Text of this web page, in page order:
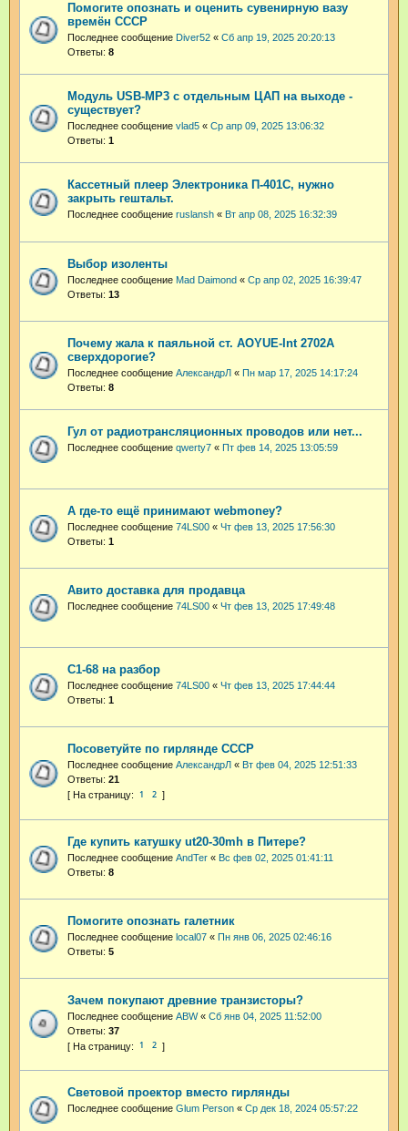
Помогите опознать и оценить сувенирную вазу
времён СССР
Последнее сообщение Diver52 « Сб апр 19, 2025 20:20:13
Ответы: 8
Модуль USB-MP3 с отдельным ЦАП на выходе -
существует?
Последнее сообщение vlad5 « Ср апр 09, 2025 13:06:32
Ответы: 1
Кассетный плеер Электроника П-401С, нужно
закрыть гештальт.
Последнее сообщение ruslansh « Вт апр 08, 2025 16:32:39
Выбор изоленты
Последнее сообщение Mad Daimond « Ср апр 02, 2025 16:39:47
Ответы: 13
Почему жала к паяльной ст. AOYUE-Int 2702A
сверхдорогие?
Последнее сообщение АлександрЛ « Пн мар 17, 2025 14:17:24
Ответы: 8
Гул от радиотрансляционных проводов или нет...
Последнее сообщение qwerty7 « Пт фев 14, 2025 13:05:59
А где-то ещё принимают webmoney?
Последнее сообщение 74LS00 « Чт фев 13, 2025 17:56:30
Ответы: 1
Авито доставка для продавца
Последнее сообщение 74LS00 « Чт фев 13, 2025 17:49:48
С1-68 на разбор
Последнее сообщение 74LS00 « Чт фев 13, 2025 17:44:44
Ответы: 1
Посоветуйте по гирлянде СССР
Последнее сообщение АлександрЛ « Вт фев 04, 2025 12:51:33
Ответы: 21
1 2
Где купить катушку ut20-30mh в Питере?
Последнее сообщение AndTer « Вс фев 02, 2025 01:41:11
Ответы: 8
Помогите опознать галетник
Последнее сообщение local07 « Пн янв 06, 2025 02:46:16
Ответы: 5
Зачем покупают древние транзисторы?
Последнее сообщение ABW« Сб янв 04, 2025 11:52:00
Ответы: 37
1 2
Световой проектор вместо гирлянды
Последнее сообщение Glum Person « Ср дек 18, 2024 05:57:22